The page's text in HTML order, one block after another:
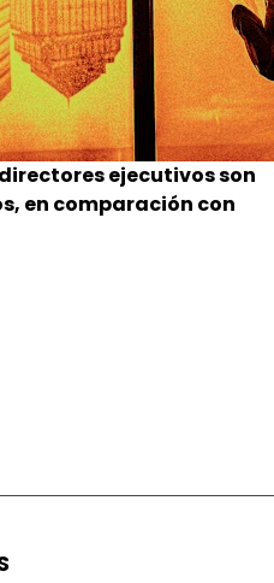
ejecutivos son
en comparación con